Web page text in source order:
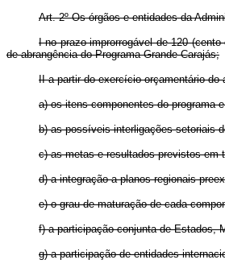
Art. 2º Os órgãos e entidades da
I no prazo improrrogável de 120
de abrangência do Programa Grande Carajás;
II a partir do exercício orçamentário
a) os itens componentes do programa
b) as possíveis interligações setoriais
c) as metas e resultados previstos em
d) a integração a planos regionais
e) o grau de maturação de cada
f) a participação conjunta de Estados,
g) a participação de entidades